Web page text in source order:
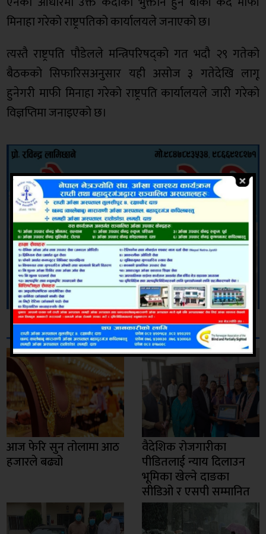
मिनाहा गरेको राष्ट्रपतिको कार्यालयले जनाएको छ।
त्यस्तै राष्ट्रपति पौडेलले मन्त्रिपरिषद्को गत भदौ २९ गतेको
बैठकको सिफारिसअनुसार यही असोज ३ गतेदेखि लागू
हुनेगरी माफी मिनाहा गरेको राष्ट्रपति कार्यालयले जारी गरेको
विज्ञप्तिमा जनाइएको छ।
सम्बन्धित
आज फेरि सुन तोलामा आठ
हजारले बढ्यो
वैदेशिक रोजगारीका
पीडितलाई न्याय दिलाउन
भूमिका खेल्ने दाङका
सीडिओ र एसपी सम्मानित